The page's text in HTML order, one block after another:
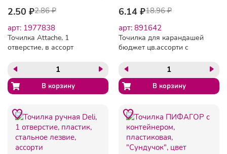
2.50 ₽2.86 ₽
арт: 1977838
Точилка Attache, 1
отверстие, в ассорт
6.14 ₽18.96 ₽
арт: 891642
Точилка для карандашей
бюджет цв.ассорти с